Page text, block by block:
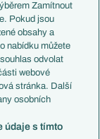
Zamítnout
Pokud jsou
obsahy a
nabídku můžete
odvolat
webové
stránka. Další
osobních
údaje s tímto